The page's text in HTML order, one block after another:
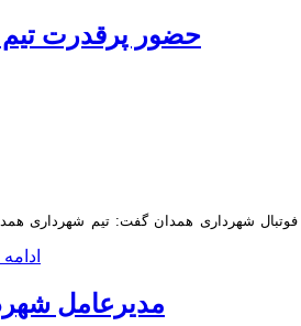
حضور پرقدرت تیم
شهرداری همدان گفت: تیم شهرداری
مدیرعامل